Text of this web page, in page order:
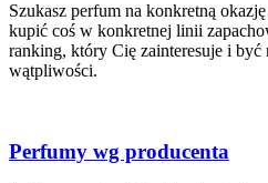
Szukasz perfum na konkretną
kupić coś w konkretnej linii
ranking, który Cię zainteresuje i
wątpliwości.
Perfumy wg producenta